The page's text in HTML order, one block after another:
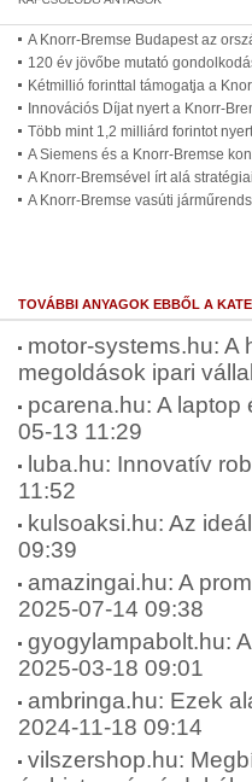
A Knorr-Bremse Budapest az
120 év jövőbe mutató
Kétmillió forinttal támogatja a
Innovációs Díjat nyert a Knorr-
Több mint 1,2 milliárd forintot
A Siemens és a Knorr-Bremse
A Knorr-Bremsével írt alá
A Knorr-Bremse vasúti
TOVÁBBI ANYAGOK EBBŐL A
motor-systems.hu: A
megoldások ipari
pcarena.hu: A
05-13 11:29
luba.hu: Innovatív
11:52
kulsoaksi.hu: Az
09:39
amazingai.hu: A
2025-07-14 09:38
gyogylampabolt.hu:
2025-03-18 09:01
ambringa.hu: Ezek
2024-11-18 09:14
vilszershop.hu: